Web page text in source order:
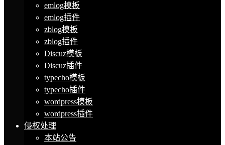
emlog模板
emlog插件
zblog模板
zblog插件
Discuz模板
Discuz插件
typecho模板
typecho插件
wordpress模板
wordpress插件
侵权处理
本站公告